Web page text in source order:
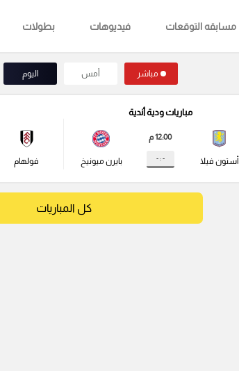
مسابقه التوقعات فيديوهات بطولات
مباشر أمس اليوم
مباريات ودية أندية
أستون فيلا
12:00 م
- : - بايرن ميونيخ فولهام
كل المباريات